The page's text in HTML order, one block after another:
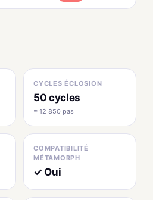
CYCLES ÉCLOSION
50 cycles
≈ 12 850 pas
COMPATIBILITÉ
MÉTAMORPH
✓ Oui